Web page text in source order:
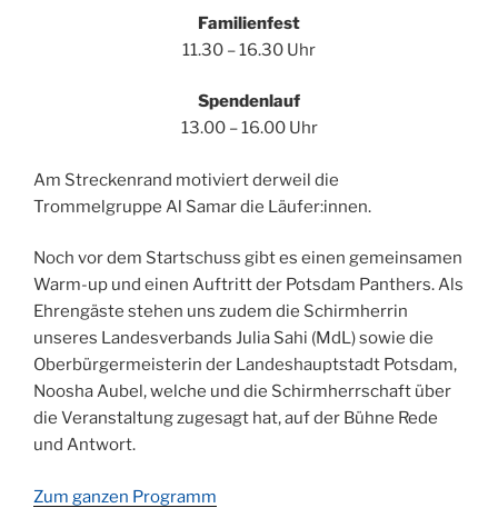
Familienfest
11.30 – 16.30 Uhr
Spendenlauf
13.00 – 16.00 Uhr
Am Streckenrand motiviert derweil die
Trommelgruppe Al Samar die Läufer:innen.
Noch vor dem Startschuss gibt es einen gemeinsamen
Warm-up und einen Auftritt der Potsdam Panthers. Als
Ehrengäste stehen uns zudem die Schirmherrin
unseres Landesverbands Julia Sahi (MdL) sowie die
Oberbürgermeisterin der Landeshauptstadt Potsdam,
Noosha Aubel, welche und die Schirmherrschaft über
die Veranstaltung zugesagt hat, auf der Bühne Rede
und Antwort.
Zum ganzen Programm